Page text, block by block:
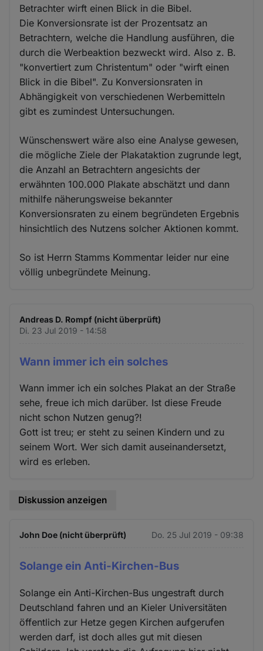
Betrachter wirft einen Blick in die Bibel.
Die Konversionsrate ist der Prozentsatz an
Betrachtern, welche die Handlung ausführen, die
durch die Werbeaktion bezweckt wird. Also z. B.
"konvertiert zum Christentum" oder "wirft einen
Blick in die Bibel". Zu Konversionsraten in
Abhängigkeit von verschiedenen Werbemitteln
gibt es zumindest Untersuchungen.
Wünschenswert wäre also eine Analyse gewesen,
die mögliche Ziele der Plakataktion zugrunde legt,
die Anzahl an Betrachtern angesichts der
erwähnten 100.000 Plakate abschätzt und dann
mithilfe näherungsweise bekannter
Konversionsraten zu einem begründeten Ergebnis
hinsichtlich des Nutzens solcher Aktionen kommt.
So ist Herrn Stamms Kommentar leider nur eine
völlig unbegründete Meinung.
Andreas D. Rompf (nicht überprüft)
Di. 23 Jul 2019 - 14:58
Wann immer ich ein solches
Wann immer ich ein solches Plakat an der Straße
sehe, freue ich mich darüber. Ist diese Freude
nicht schon Nutzen genug?!
Gott ist treu; er steht zu seinen Kindern und zu
seinem Wort. Wer sich damit auseinandersetzt,
wird es erleben.
Diskussion anzeigen
John Doe (nicht überprüft) Do. 25 Jul 2019 - 09:38
Solange ein Anti-Kirchen-Bus
Solange ein Anti-Kirchen-Bus ungestraft durch
Deutschland fahren und an Kieler Universitäten
öffentlich zur Hetze gegen Kirchen aufgerufen
werden darf, ist doch alles gut mit diesen